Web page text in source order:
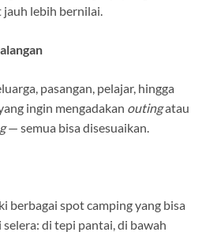
jauh lebih bernilai.
pasangan, pelajar, hingga
ingin mengadakan outingatau
— semua bisa disesuaikan.
berbagai spot camping yang bisa
di tepi pantai, di bawah